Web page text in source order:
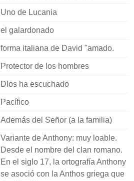
Uno de Lucania
el galardonado
forma italiana de David "amado.
Protector de los hombres
DIos ha escuchado
Pacífico
Además del Señor (a la familia)
Variante de Anthony: muy loable.
Desde el nombre del clan romano.
En el siglo 17, la ortografía Anthony
se asoció con la Anthos griega que